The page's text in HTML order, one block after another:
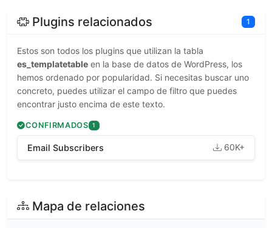
Plugins relacionados 1
Estos son todos los plugins que utilizan la tabla
es_templatetable en la base de datos de WordPress, los
hemos ordenado por popularidad. Si necesitas buscar uno
concreto, puedes utilizar el campo de filtro que puedes
encontrar justo encima de este texto.
CONFIRMADOS 1
Email Subscribers 60K+
Mapa de relaciones